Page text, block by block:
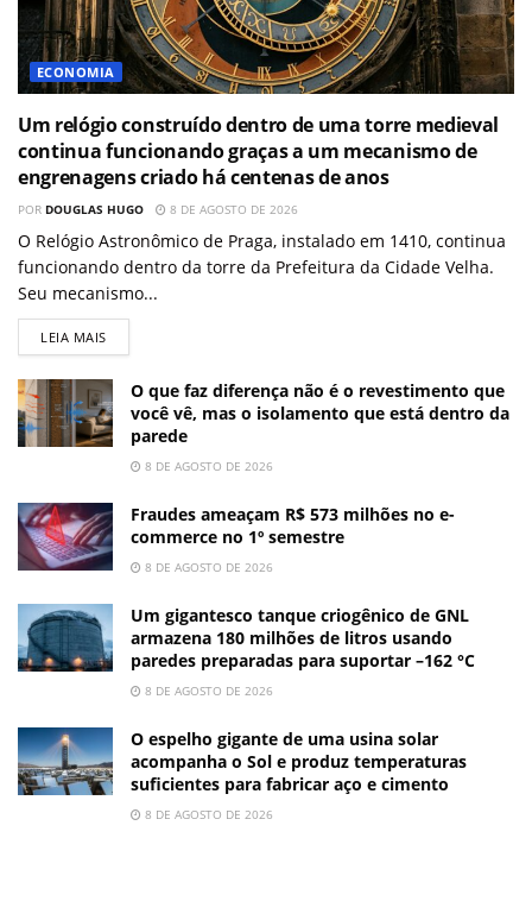
ECONOMIA
Um relógio construído dentro de uma torre medieval
continua funcionando graças a um mecanismo de
engrenagens criado há centenas de anos
POR DOUGLAS HUGO 8 DE AGOSTO DE 2026
O Relógio Astronômico de Praga, instalado em 1410, continua
funcionando dentro da torre da Prefeitura da Cidade Velha.
Seu mecanismo...
LEIA MAIS
O que faz diferença não é o revestimento que
você vê, mas o isolamento que está dentro da
parede
8 DE AGOSTO DE 2026
Fraudes ameaçam R$ 573 milhões no e-
commerce no 1º semestre
8 DE AGOSTO DE 2026
Um gigantesco tanque criogênico de GNL
armazena 180 milhões de litros usando
paredes preparadas para suportar –162 °C
8 DE AGOSTO DE 2026
O espelho gigante de uma usina solar
acompanha o Sol e produz temperaturas
suficientes para fabricar aço e cimento
8 DE AGOSTO DE 2026